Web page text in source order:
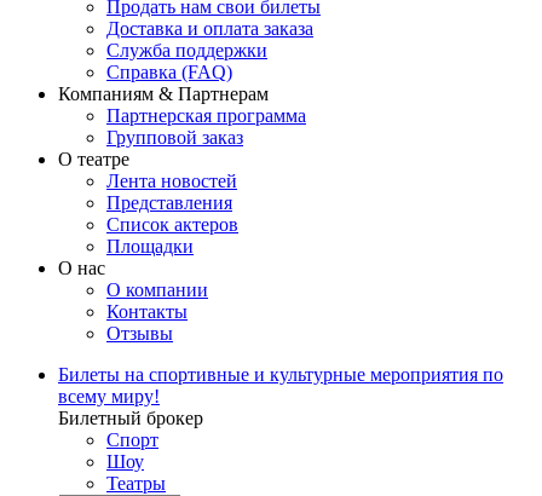
Продать нам свои билеты
Доставка и оплата заказа
Служба поддержки
Справка (FAQ)
Компаниям & Партнерам
Партнерская программа
Групповой заказ
О театре
Лента новостей
Представления
Список актеров
Площадки
О нас
О компании
Контакты
Отзывы
Билеты на спортивные и культурные мероприятия по
всему миру!
Билетный брокер
Спорт
Шоу
Театры